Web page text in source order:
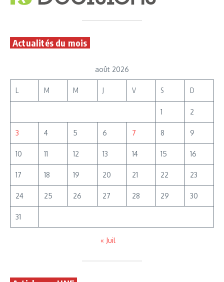
Actualités du mois
août 2026
L M M J V S D
1 2
3 4 5 6 7 8 9
10 11 12 13 14 15 16
17 18 19 20 21 22 23
24 25 26 27 28 29 30
31
« Juil